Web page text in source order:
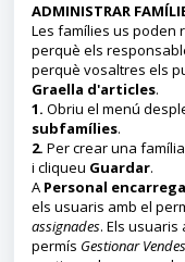
ADMINISTRAR
Les famílies us poden
perquè els
perquè vosaltres els
Graella d'articles.
1. Obriu el menú
subfamílies.
2. Per crear una
i cliqueu Guardar.
A Personal
els usuaris amb el
assignades. Els
permís Gestionar